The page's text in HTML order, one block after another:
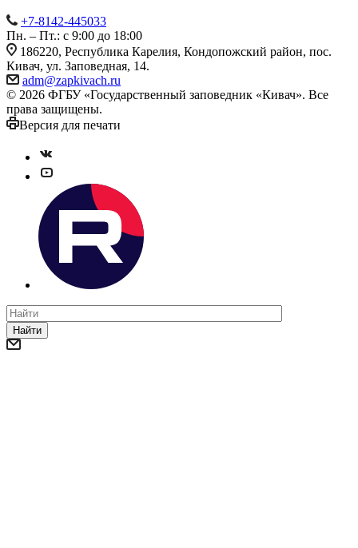
+7-8142-445033
Пн. – Пт.: с 9:00 до 18:00
186220, Республика Карелия, Кондопожский район, пос.
Кивач, ул. Заповедная, 14.
adm@zapkivach.ru
© 2026 ФГБУ «Государственный заповедник «Кивач». Все
права защищены.
Версия для печати
Найти